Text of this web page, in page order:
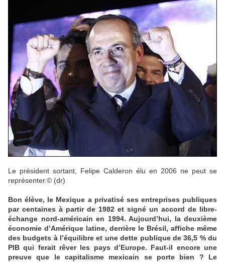
Le président sortant, Felipe Calderon élu en 2006 ne peut se
représenter.© (dr)
Bon élève, le Mexique a privatisé ses entreprises publiques
par centaines à partir de 1982 et signé un accord de libre-
échange nord-américain en 1994. Aujourd’hui, la deuxième
économie d’Amérique latine, derrière le Brésil, affiche même
des budgets à l’équilibre et une dette publique de 36,5 % du
PIB qui ferait rêver les pays d’Europe. Faut-il encore une
preuve que le capitalisme mexicain se porte bien ? Le